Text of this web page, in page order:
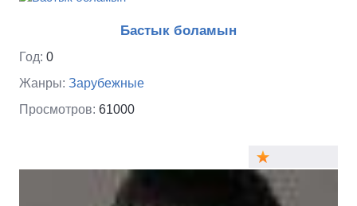
Бастык боламын
Год: 0
Жанры: Зарубежные
Просмотров: 61000